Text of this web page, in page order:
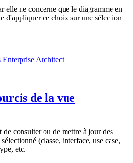
elle ne concerne que le diagramme en
d'appliquer ce choix sur une sélection
Enterprise Architect
de la vue
consulter ou de mettre à jour des
(classe, interface, use case,
etc.